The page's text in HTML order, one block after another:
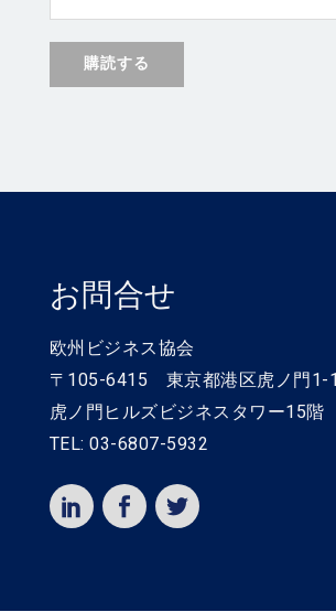
お問合せ
欧州ビジネス協会
〒105-6415 東京都港区虎ノ門1-
虎ノ門ヒルズビジネスタワー15階
TEL: 03-6807-5932